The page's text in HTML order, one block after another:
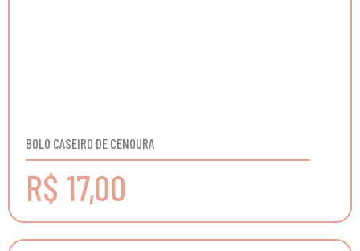
BOLO CASEIRO DE CENOURA
R$ 17,00